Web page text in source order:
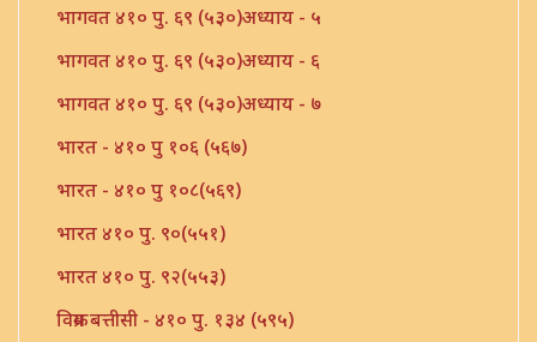
भागवत ४१० पु. ६९ (५३०)अध्याय - ५
भागवत ४१० पु. ६९ (५३०)अध्याय - ६
भागवत ४१० पु. ६९ (५३०)अध्याय - ७
भारत - ४१० पु १०६ (५६७)
भारत - ४१० पु १०८(५६९)
भारत ४१० पु. ९०(५५१)
भारत ४१० पु. ९२(५५३)
विक्रम बत्तीसी - ४१० पु. १३४ (५९५)